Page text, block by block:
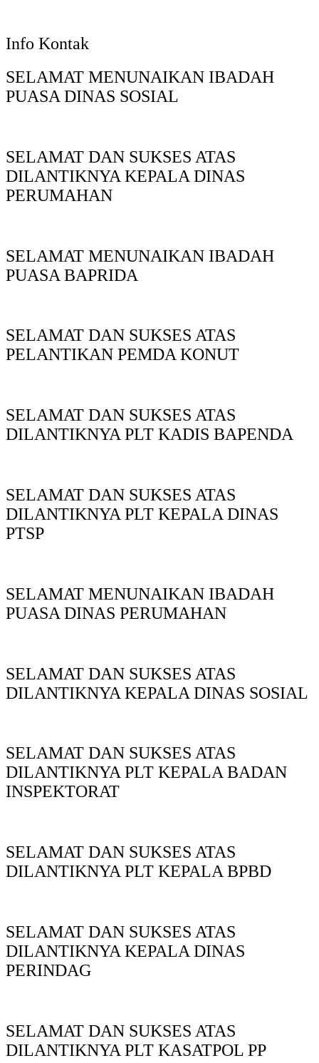
Info Kontak
SELAMAT MENUNAIKAN IBADAH
PUASA DINAS SOSIAL
SELAMAT DAN SUKSES ATAS
DILANTIKNYA KEPALA DINAS
PERUMAHAN
SELAMAT MENUNAIKAN IBADAH
PUASA BAPRIDA
SELAMAT DAN SUKSES ATAS
PELANTIKAN PEMDA KONUT
SELAMAT DAN SUKSES ATAS
DILANTIKNYA PLT KADIS BAPENDA
SELAMAT DAN SUKSES ATAS
DILANTIKNYA PLT KEPALA DINAS
PTSP
SELAMAT MENUNAIKAN IBADAH
PUASA DINAS PERUMAHAN
SELAMAT DAN SUKSES ATAS
DILANTIKNYA KEPALA DINAS SOSIAL
SELAMAT DAN SUKSES ATAS
DILANTIKNYA PLT KEPALA BADAN
INSPEKTORAT
SELAMAT DAN SUKSES ATAS
DILANTIKNYA PLT KEPALA BPBD
SELAMAT DAN SUKSES ATAS
DILANTIKNYA KEPALA DINAS
PERINDAG
SELAMAT DAN SUKSES ATAS
DILANTIKNYA PLT KASATPOL PP